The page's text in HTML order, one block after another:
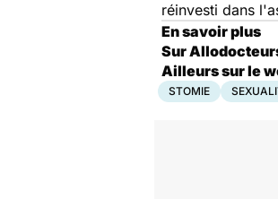
réinvesti dans
En savoir plus
Sur
Ailleurs sur le
STOMIE